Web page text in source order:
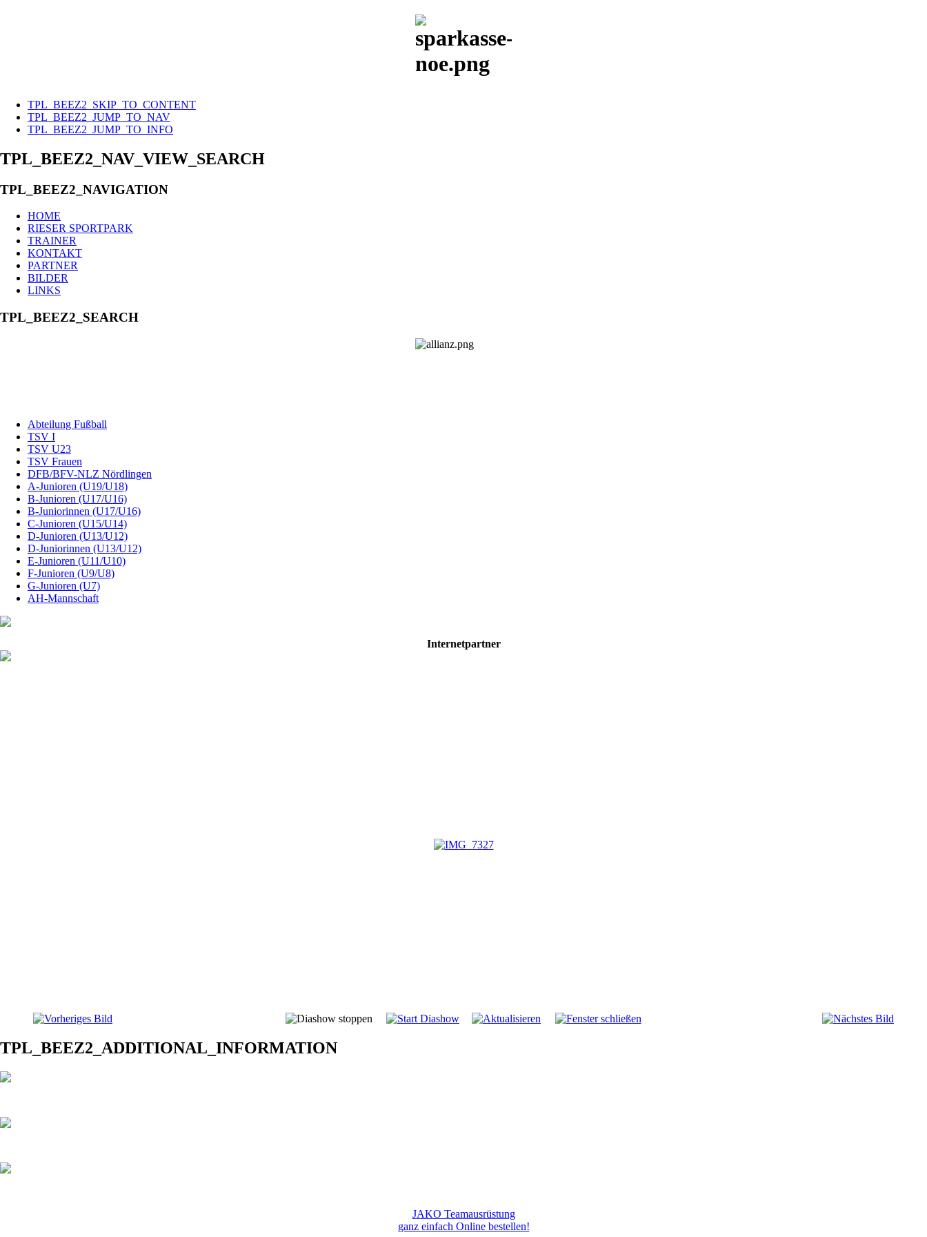
TPL_BEEZ2_SKIP_TO_CONTENT
TPL_BEEZ2_JUMP_TO_NAV
TPL_BEEZ2_JUMP_TO_INFO
TPL_BEEZ2_NAV_VIEW_SEARCH
TPL_BEEZ2_NAVIGATION
HOME
RIESER SPORTPARK
TRAINER
KONTAKT
PARTNER
BILDER
LINKS
TPL_BEEZ2_SEARCH
Abteilung Fußball
TSV I
TSV U23
TSV Frauen
DFB/BFV-NLZ Nördlingen
A-Junioren (U19/U18)
B-Junioren (U17/U16)
B-Juniorinnen (U17/U16)
C-Junioren (U15/U14)
D-Junioren (U13/U12)
D-Juniorinnen (U13/U12)
E-Junioren (U11/U10)
F-Junioren (U9/U8)
G-Junioren (U7)
AH-Mannschaft
Internetpartner
TPL_BEEZ2_ADDITIONAL_INFORMATION
JAKO Teamausrüstung
ganz einfach Online bestellen!